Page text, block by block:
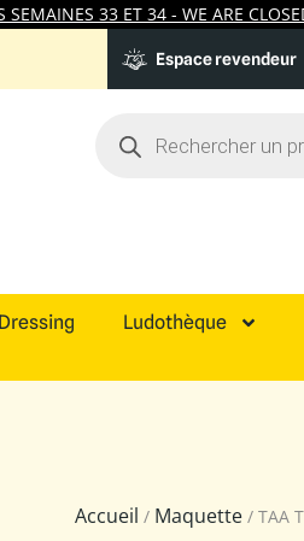
SEMAINES 33 ET 34 - WE ARE
Espace revendeur
Dressing Ludothèque
Accueil / Maquette / TAA